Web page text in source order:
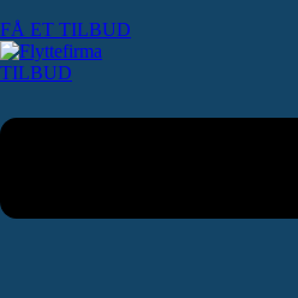
FÅ ET TILBUD
TILBUD